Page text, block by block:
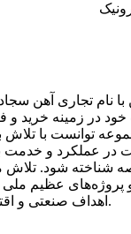
خود در زمینه خرید
توانست با تلاش
در عملکرد و خدمت
شناخته شود.
و پروژه‌های عظیم
اهداف صنعتی و اقتصادی ایران عزیزمان داشته باشیم.